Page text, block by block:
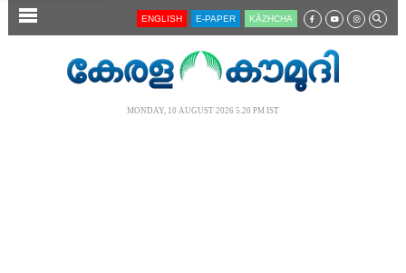
SECTIONS ENGLISH E-PAPER KĀZHCHA
MONDAY, 10 AUGUST 2026 5.20 PM IST